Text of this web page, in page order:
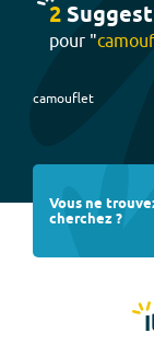
2
pour "
camouflet
Vous ne
cherchez ?